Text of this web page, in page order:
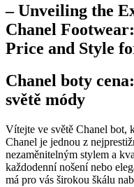
– Unveiling the
Chanel
Price and⁢ Style
Chanel boty
světě módy
Vítejte ⁢ve světě Chanel bot,
Chanel je jednou z
nezaměnitelným stylem a
každodenní nošení nebo
má pro vás širokou škálu